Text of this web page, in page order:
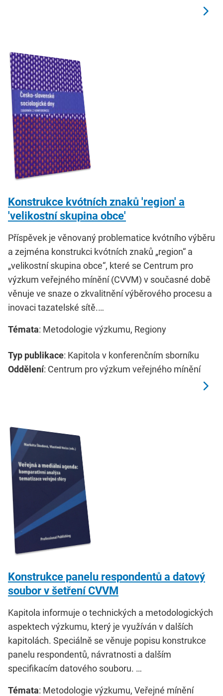
Konstrukce kvótních znaků 'region' a
'velikostní skupina obce'
Příspěvek je věnovaný problematice kvótního výběru
a zejména konstrukci kvótních znaků „region“ a
„velikostní skupina obce“, které se Centrum pro
výzkum veřejného mínění (CVVM) v současné době
věnuje ve snaze o zkvalitnění výběrového procesu a
inovaci tazatelské sítě.…
Témata: Metodologie výzkumu, Regiony
Typ publikace: Kapitola v konferenčním sborníku
Oddělení: Centrum pro výzkum veřejného mínění
Konstrukce panelu respondentů a datový
soubor v šetření CVVM
Kapitola informuje o technických a metodologických
aspektech výzkumu, který je využíván v dalších
kapitolách. Speciálně se věnuje popisu konstrukce
panelu respondentů, návratnosti a dalším
specifikacím datového souboru. …
Témata: Metodologie výzkumu, Veřejné mínění